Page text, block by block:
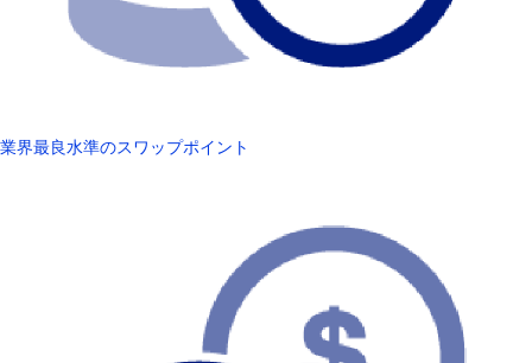
業界最良水準のスワップポイント